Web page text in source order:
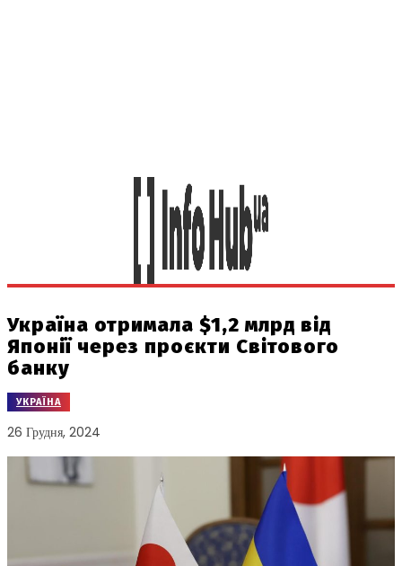
Україна отримала $1,2 млрд від
Японії через проєкти Світового
банку
УКРАЇНА
26 Грудня, 2024